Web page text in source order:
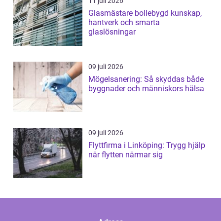
Glasmästare bollebygd kunskap,
hantverk och smarta
glaslösningar
09 juli 2026
Mögelsanering: Så skyddas både
byggnader och människors hälsa
09 juli 2026
Flyttfirma i Linköping: Trygg hjälp
när flytten närmar sig